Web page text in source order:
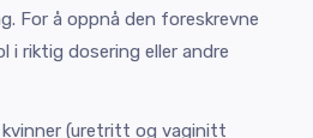
For å oppnå den foreskrevne
i riktig dosering eller andre
(uretritt og vaginitt